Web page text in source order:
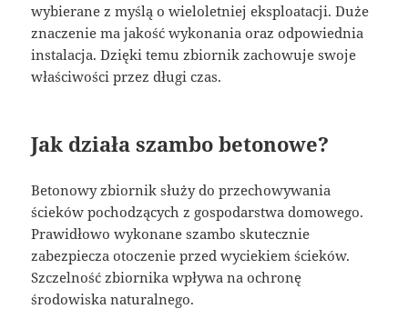
wybierane z myślą o wieloletniej eksploatacji. Duże
znaczenie ma jakość wykonania oraz odpowiednia
instalacja. Dzięki temu zbiornik zachowuje swoje
właściwości przez długi czas.
Jak działa szambo betonowe?
Betonowy zbiornik służy do przechowywania
ścieków pochodzących z gospodarstwa domowego.
Prawidłowo wykonane szambo skutecznie
zabezpiecza otoczenie przed wyciekiem ścieków.
Szczelność zbiornika wpływa na ochronę
środowiska naturalnego.